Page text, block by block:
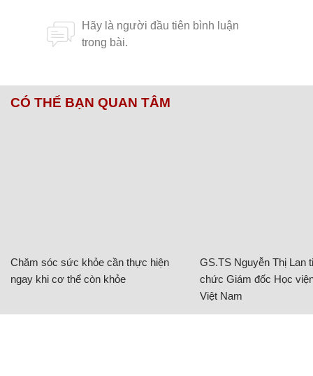
CÓ THỂ BẠN QUAN TÂM
Chăm sóc sức khỏe cần thực hiện
ngay khi cơ thể còn khỏe
GS.TS Nguyễn Thị Lan
chức Giám đốc Học
Việt Nam